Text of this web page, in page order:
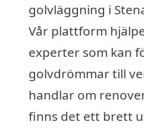
golvläggning i
Vår plattform
experter som kan
golvdrömmar till
handlar om
finns det ett brett